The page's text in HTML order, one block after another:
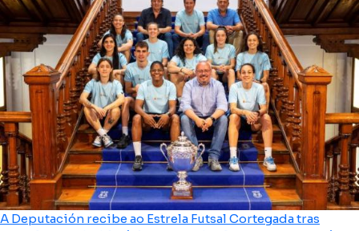
A Deputación recibe ao Estrela Futsal Cortegada tras